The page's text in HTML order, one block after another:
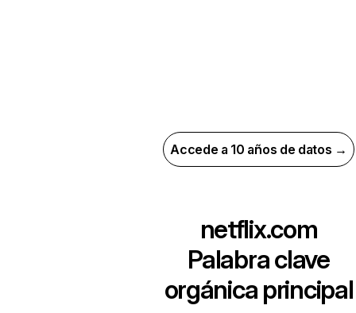
Accede a 10 años de datos →
netflix.com
Palabra clave
orgánica principal